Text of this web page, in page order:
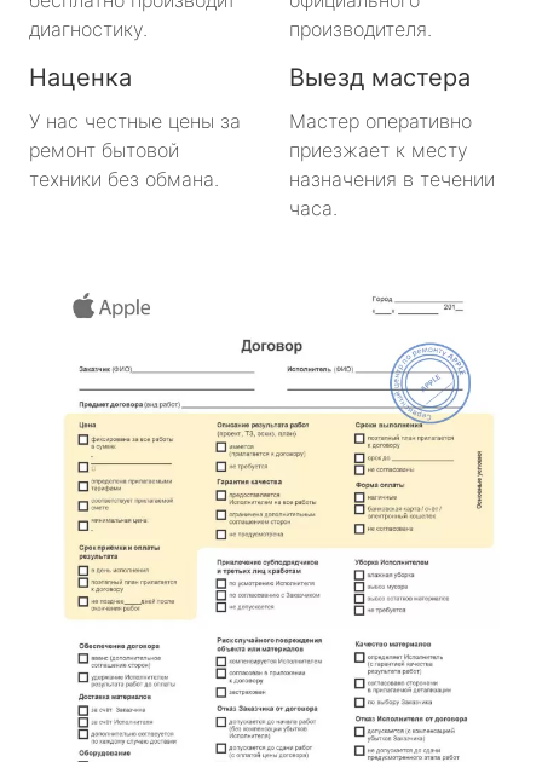
диагностику.
производителя.
Наценка
У нас честные цены за
ремонт бытовой
техники без обмана.
Выезд мастера
Мастер оперативно
приезжает к месту
назначения в течении
часа.